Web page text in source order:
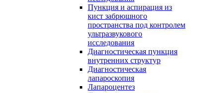
Пункция и аспирация из
кист забрюшного
пространства под контролем
ультразвукового
исследования
Диагностическая пункция
внутренних структур
Диагностическая
лапароскопия
Лапароцентез